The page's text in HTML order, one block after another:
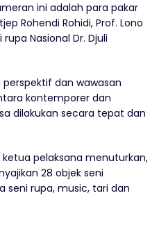
ini adalah para pakar
Rohendi Rohidi, Prof. Lono
Nasional Dr. Djuli
dan wawasan
kontemporer dan
dilakukan secara tepat dan
pelaksana menuturkan,
28 objek seni
seni rupa, music, tari dan